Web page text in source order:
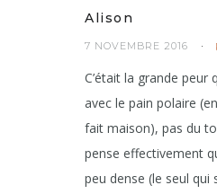
Alison
7 NOVEMBRE 2016
C’était la grande peur
avec le pain polaire
fait maison), pas du
pense effectivement
peu dense (le seul qui